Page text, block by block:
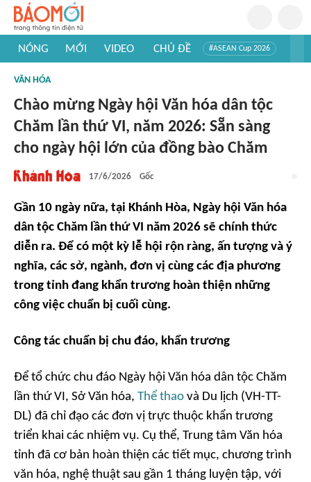
NÓNG MỚI VIDEO CHỦ ĐỀ #ASEAN Cup 2026
#Khám phá thế giới
VĂN HÓA
Chào mừng Ngày hội Văn hóa dân tộc
Chăm lần thứ VI, năm 2026: Sẵn sàng
cho ngày hội lớn của đồng bào Chăm
17/6/2026 Gốc
Gần 10 ngày nữa, tại Khánh Hòa, Ngày hội Văn hóa
dân tộc Chăm lần thứ VI năm 2026 sẽ chính thức
diễn ra. Để có một kỳ lễ hội rộn ràng, ấn tượng và ý
nghĩa, các sở, ngành, đơn vị cùng các địa phương
trong tỉnh đang khẩn trương hoàn thiện những
công việc chuẩn bị cuối cùng.
Công tác chuẩn bị chu đáo, khẩn trương
Để tổ chức chu đáo Ngày hội Văn hóa dân tộc Chăm
lần thứ VI, Sở Văn hóa, Thể thao và Du lịch (VH-TT-
DL) đã chỉ đạo các đơn vị trực thuộc khẩn trương
triển khai các nhiệm vụ. Cụ thể, Trung tâm Văn hóa
tỉnh đã cơ bản hoàn thiện các tiết mục, chương trình
văn hóa, nghệ thuật sau gần 1 tháng luyện tập, với